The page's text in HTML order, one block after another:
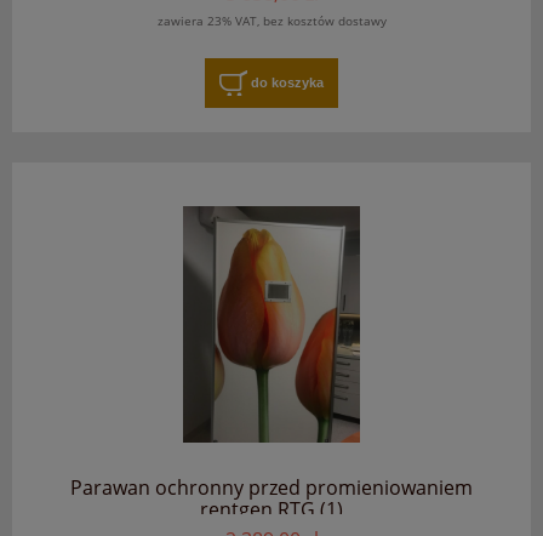
zawiera 23% VAT, bez kosztów dostawy
do koszyka
Parawan ochronny przed promieniowaniem
rentgen RTG (1)